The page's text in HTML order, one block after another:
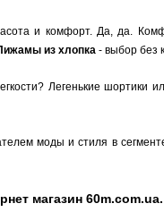
и комфорт. Да, да.
из хлопка - выбор без
Легенькие шортики
моды и стиля в
магазин 60m.com.ua.